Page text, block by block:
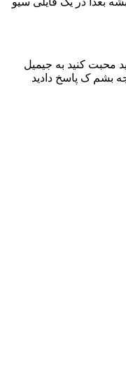
محبت کنید به جیمیل
بشم ک پاسخ دادید